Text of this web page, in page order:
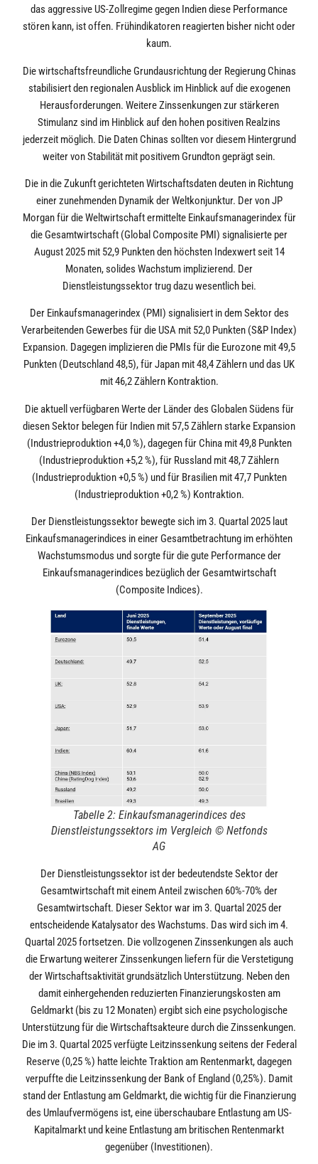
das aggressive US-Zollregime gegen Indien diese Performance
stören kann, ist offen. Frühindikatoren reagierten bisher nicht oder
kaum.
Die wirtschaftsfreundliche Grundausrichtung der Regierung Chinas
stabilisiert den regionalen Ausblick im Hinblick auf die exogenen
Herausforderungen. Weitere Zinssenkungen zur stärkeren
Stimulanz sind im Hinblick auf den hohen positiven Realzins
jederzeit möglich. Die Daten Chinas sollten vor diesem Hintergrund
weiter von Stabilität mit positivem Grundton geprägt sein.
Die in die Zukunft gerichteten Wirtschaftsdaten deuten in Richtung
einer zunehmenden Dynamik der Weltkonjunktur. Der von JP
Morgan für die Weltwirtschaft ermittelte Einkaufsmanagerindex für
die Gesamtwirtschaft (Global Composite PMI) signalisierte per
August 2025 mit 52,9 Punkten den höchsten Indexwert seit 14
Monaten, solides Wachstum implizierend. Der
Dienstleistungssektor trug dazu wesentlich bei.
Der Einkaufsmanagerindex (PMI) signalisiert in dem Sektor des
Verarbeitenden Gewerbes für die USA mit 52,0 Punkten (S&P Index)
Expansion. Dagegen implizieren die PMIs für die Eurozone mit 49,5
Punkten (Deutschland 48,5), für Japan mit 48,4 Zählern und das UK
mit 46,2 Zählern Kontraktion.
Die aktuell verfügbaren Werte der Länder des Globalen Südens für
diesen Sektor belegen für Indien mit 57,5 Zählern starke Expansion
(Industrieproduktion +4,0 %), dagegen für China mit 49,8 Punkten
(Industrieproduktion +5,2 %), für Russland mit 48,7 Zählern
(Industrieproduktion +0,5 %) und für Brasilien mit 47,7 Punkten
(Industrieproduktion +0,2 %) Kontraktion.
Der Dienstleistungssektor bewegte sich im 3. Quartal 2025 laut
Einkaufsmanagerindices in einer Gesamtbetrachtung im erhöhten
Wachstumsmodus und sorgte für die gute Performance der
Einkaufsmanagerindices bezüglich der Gesamtwirtschaft
(Composite Indices).
Tabelle 2: Einkaufsmanagerindices des
Dienstleistungssektors im Vergleich © Netfonds
AG
Der Dienstleistungssektor ist der bedeutendste Sektor der
Gesamtwirtschaft mit einem Anteil zwischen 60%-70% der
Gesamtwirtschaft. Dieser Sektor war im 3. Quartal 2025 der
entscheidende Katalysator des Wachstums. Das wird sich im 4.
Quartal 2025 fortsetzen. Die vollzogenen Zinssenkungen als auch
die Erwartung weiterer Zinssenkungen liefern für die Verstetigung
der Wirtschaftsaktivität grundsätzlich Unterstützung. Neben den
damit einhergehenden reduzierten Finanzierungskosten am
Geldmarkt (bis zu 12 Monaten) ergibt sich eine psychologische
Unterstützung für die Wirtschaftsakteure durch die Zinssenkungen.
Die im 3. Quartal 2025 verfügte Leitzinssenkung seitens der Federal
Reserve (0,25 %) hatte leichte Traktion am Rentenmarkt, dagegen
verpuffte die Leitzinssenkung der Bank of England (0,25%). Damit
stand der Entlastung am Geldmarkt, die wichtig für die Finanzierung
des Umlaufvermögens ist, eine überschaubare Entlastung am US-
Kapitalmarkt und keine Entlastung am britischen Rentenmarkt
gegenüber (Investitionen).